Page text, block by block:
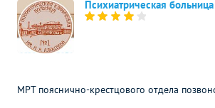
Психиатрическая
МРТ пояснично-крестцового отдела